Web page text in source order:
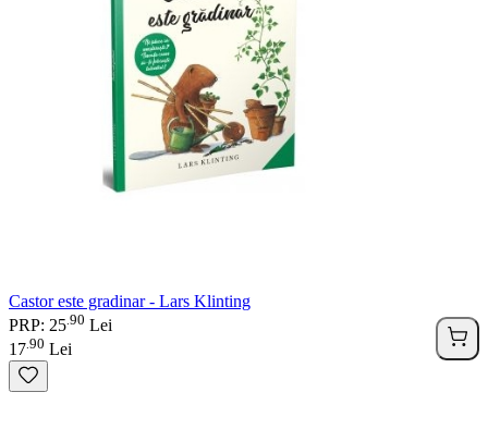
Castor este gradinar - Lars Klinting
PRP: 25 90 Lei
17 90 Lei